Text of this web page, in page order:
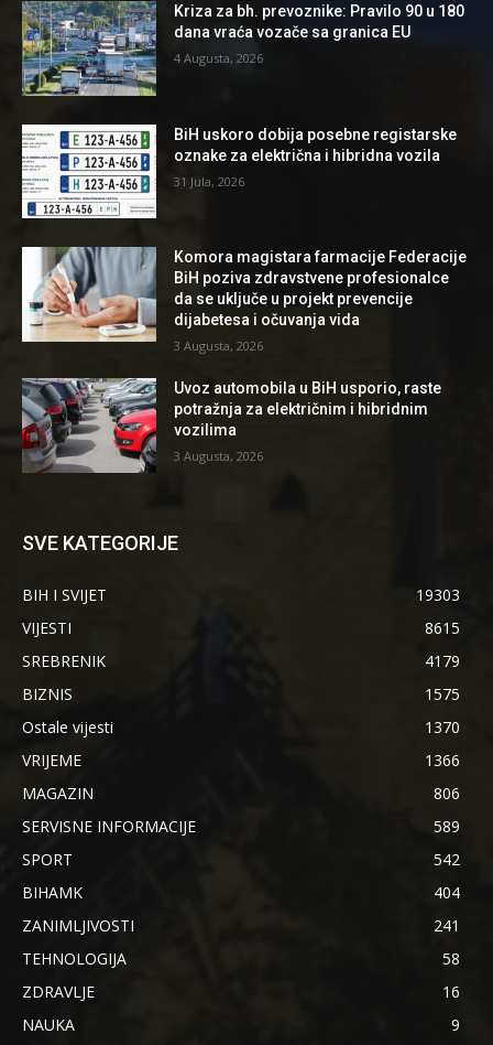
Kriza za bh. prevoznike: Pravilo 90 u 180
dana vraća vozače sa granica EU
4 Augusta, 2026
BiH uskoro dobija posebne registarske
oznake za električna i hibridna vozila
31 Jula, 2026
Komora magistara farmacije Federacije
BiH poziva zdravstvene profesionalce
da se uključe u projekt prevencije
dijabetesa i očuvanja vida
3 Augusta, 2026
Uvoz automobila u BiH usporio, raste
potražnja za električnim i hibridnim
vozilima
3 Augusta, 2026
SVE KATEGORIJE
BIH I SVIJET
19303
VIJESTI
8615
SREBRENIK
4179
BIZNIS
1575
Ostale vijesti
1370
VRIJEME
1366
MAGAZIN
806
SERVISNE INFORMACIJE
589
SPORT
542
BIHAMK
404
ZANIMLJIVOSTI
241
TEHNOLOGIJA
58
ZDRAVLJE
16
NAUKA
9